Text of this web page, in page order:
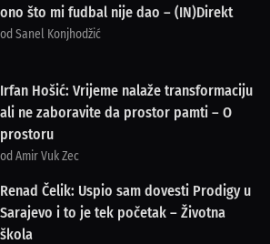
ono što mi fudbal nije dao – (IN)Direkt
od Sanel Konjhodžić
Irfan Hošić: Vrijeme nalaže transformaciju
ali ne zaboravite da prostor pamti – O
prostoru
od Amir Vuk Zec
Renad Čelik: Uspio sam dovesti Prodigy u
Sarajevo i to je tek početak – Životna
škola